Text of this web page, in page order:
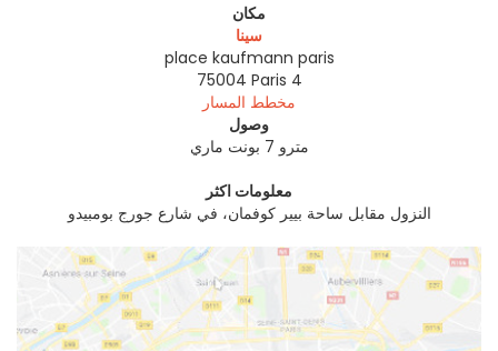
مكان
سينا
place kaufmann paris
75004 Paris 4
مخطط المسار
وصول
مترو 7 بونت ماري
معلومات اكثر
النزول مقابل ساحة بيير كوفمان، في شارع جورج بومبيدو